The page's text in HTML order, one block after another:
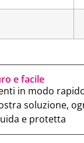
e facile
in modo
soluzione,
e protetta